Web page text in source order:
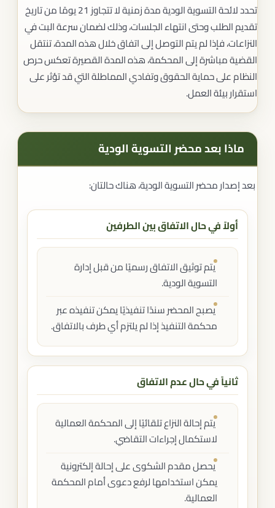
تحدد لائحة التسوية الودية مدة زمنية لا تتجاوز 21 يومًا من تاريخ
تقديم الطلب وحتى انتهاء الجلسات، وذلك لضمان سرعة البت في
النزاعات، فإذا لم يتم التوصل إلى اتفاق خلال هذه المدة، تنتقل
القضية مباشرة إلى المحكمة، هذه المدة القصيرة تعكس حرص
النظام على حماية الحقوق وتفادي المماطلة التي قد تؤثر على
استقرار بيئة العمل.
ماذا بعد محضر التسوية الودية
بعد إصدار محضر التسوية الودية، هناك حالتان:
أولاً في حال الاتفاق بين الطرفين
يتم توثيق الاتفاق رسميًا من قبل إدارة
التسوية الودية.
يصبح المحضر سندًا تنفيذيًا يمكن تنفيذه عبر
محكمة التنفيذ إذا لم يلتزم أي طرف بالاتفاق.
ثانياً في حال عدم الاتفاق
يتم إحالة النزاع تلقائيًا إلى المحكمة العمالية
لاستكمال إجراءات التقاضي.
يحصل مقدم الشكوى على إحالة إلكترونية
يمكن استخدامها لرفع دعوى أمام المحكمة
العمالية.